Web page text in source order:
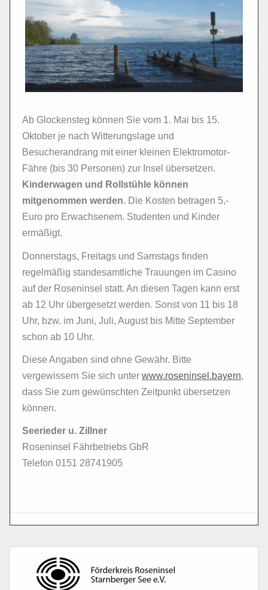
Ab Glockensteg können Sie vom 1. Mai bis 15.
Oktober je nach Witterungslage und
Besucherandrang mit einer kleinen Elektromotor-
Fähre (bis 30 Personen) zur Insel übersetzen.
Kinderwagen und Rollstühle können
mitgenommen werden. Die Kosten betragen 5,-
Euro pro Erwachsenem. Studenten und Kinder
ermäßigt.
Donnerstags, Freitags und Samstags finden
regelmäßig standesamtliche Trauungen im Casino
auf der Roseninsel statt. An diesen Tagen kann erst
ab 12 Uhr übergesetzt werden. Sonst von 11 bis 18
Uhr, bzw. im Juni, Juli, August bis Mitte September
schon ab 10 Uhr.
Diese Angaben sind ohne Gewähr. Bitte
vergewissern Sie sich unter www.roseninsel.bayern,
dass Sie zum gewünschten Zeitpunkt übersetzen
können.
Seerieder u. Zillner
Roseninsel Fährbetriebs GbR
Telefon 0151 28741905